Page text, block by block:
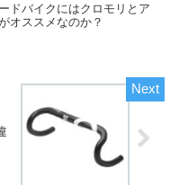
ドバイクにはクロモリとア
オススメなのか？